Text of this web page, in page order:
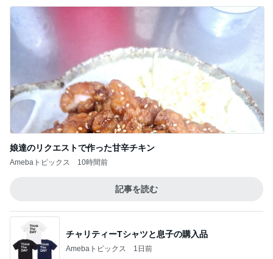
娘達のリクエストで作った甘辛チキン
Amebaトピックス 10時間前
記事を読む
チャリティーTシャツと息子の購入品
Amebaトピックス 1日前